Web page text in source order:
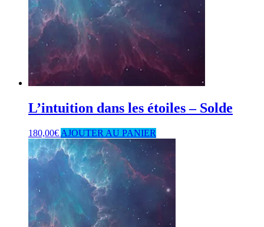
L’intuition dans les étoiles – Solde
180,00€ AJOUTER AU PANIER